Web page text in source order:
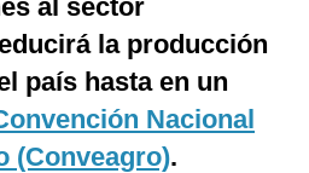
al sector
la producción
país hasta en un
Nacional
(Conveagro).